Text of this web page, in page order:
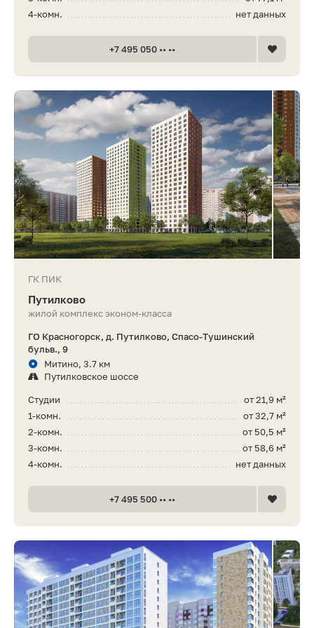
нет данных
4-комн.
+7 495 050 •• ••
ГК ПИК
Путилково
жилой комплекс эконом-класса
ГО Красногорск, д. Путилково, Спасо-Тушинский
бульв., 9
Митино, 3.7 км
Путилковское шоссе
от 21,9 м²
Студии
от 32,7 м²
1-комн.
от 50,5 м²
2-комн.
от 58,6 м²
3-комн.
нет данных
4-комн.
+7 495 500 •• ••